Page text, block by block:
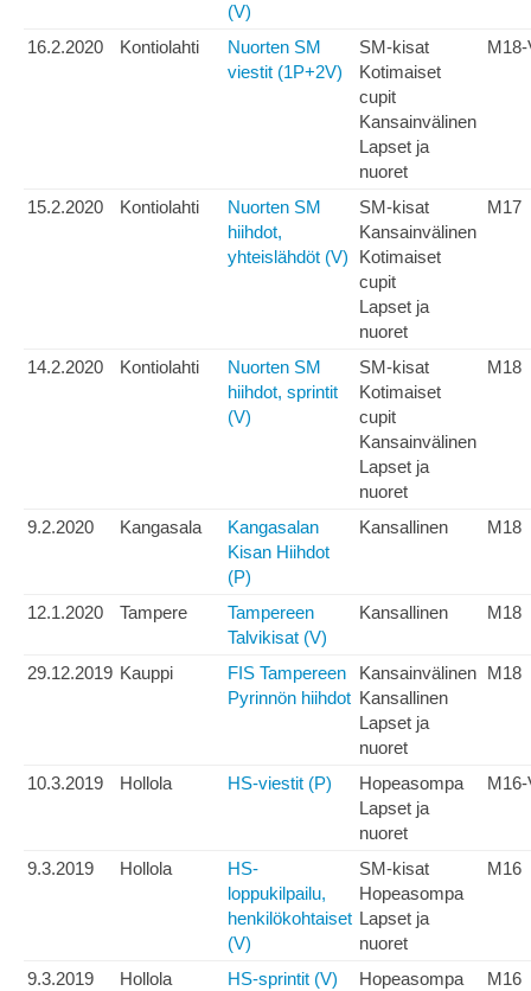
(V)
16.2.2020 Kontiolahti
Nuorten SM
viestit (1P+2V)
SM-kisat
Kotimaiset
cupit
Kansainvälinen
Lapset ja
nuoret
M18-
15.2.2020 Kontiolahti
Nuorten SM
hiihdot,
yhteislähdöt (V)
SM-kisat
Kansainvälinen
Kotimaiset
cupit
Lapset ja
nuoret
M17
14.2.2020 Kontiolahti
Nuorten SM
hiihdot, sprintit
(V)
SM-kisat
Kotimaiset
cupit
Kansainvälinen
Lapset ja
nuoret
M18
9.2.2020 Kangasala
Kangasalan
Kisan Hiihdot
(P)
Kansallinen M18
12.1.2020 Tampere
Tampereen
Talvikisat (V)
Kansallinen M18
29.12.2019 Kauppi
FIS Tampereen
Pyrinnön hiihdot
Kansainvälinen
Kansallinen
Lapset ja
nuoret
M18
10.3.2019 Hollola HS-viestit (P)
Hopeasompa
Lapset ja
nuoret
M16-
9.3.2019 Hollola
HS-
loppukilpailu,
henkilökohtaiset
(V)
SM-kisat
Hopeasompa
Lapset ja
nuoret
M16
9.3.2019 Hollola HS-sprintit (V)
Hopeasompa
M16